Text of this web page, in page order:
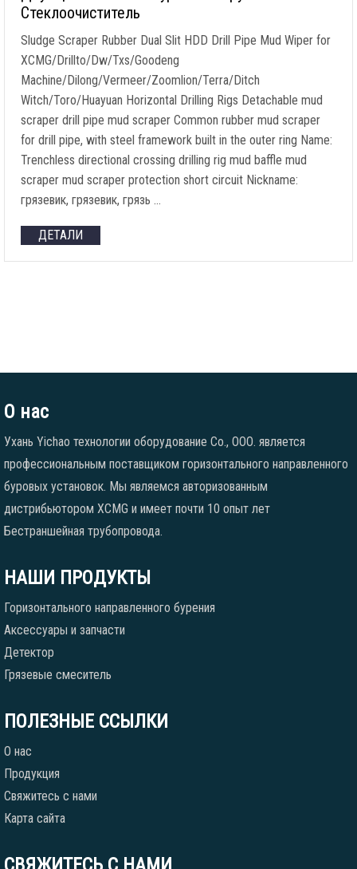
Стеклоочиститель
Sludge Scraper Rubber Dual Slit HDD Drill Pipe Mud Wiper for
XCMG/Drillto/Dw/Txs/Goodeng
Machine/Dilong/Vermeer/Zoomlion/Terra/Ditch
Witch/Toro/Huayuan Horizontal Drilling Rigs Detachable mud
scraper drill pipe mud scraper Common rubber mud scraper
for drill pipe, with steel framework built in the outer ring Name:
Trenchless directional crossing drilling rig mud baffle mud
scraper mud scraper protection short circuit Nickname:
грязевик, грязевик, грязь …
ДЕТАЛИ
О нас
Ухань Yichao технологии оборудование Co., ООО. является
профессиональным поставщиком горизонтального направленного
буровых установок. Мы являемся авторизованным
дистрибьютором XCMG и имеет почти 10 опыт лет
Бестраншейная трубопровода.
НАШИ ПРОДУКТЫ
Горизонтального направленного бурения
Аксессуары и запчасти
Детектор
Грязевые смеситель
ПОЛЕЗНЫЕ ССЫЛКИ
О нас
Продукция
Свяжитесь с нами
Карта сайта